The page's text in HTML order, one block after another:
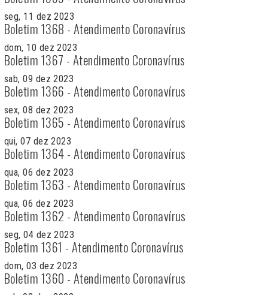
seg, 11 dez 2023
Boletim 1368 - Atendimento Coronavírus
dom, 10 dez 2023
Boletim 1367 - Atendimento Coronavírus
sab, 09 dez 2023
Boletim 1366 - Atendimento Coronavírus
sex, 08 dez 2023
Boletim 1365 - Atendimento Coronavírus
qui, 07 dez 2023
Boletim 1364 - Atendimento Coronavírus
qua, 06 dez 2023
Boletim 1363 - Atendimento Coronavírus
qua, 06 dez 2023
Boletim 1362 - Atendimento Coronavírus
seg, 04 dez 2023
Boletim 1361 - Atendimento Coronavírus
dom, 03 dez 2023
Boletim 1360 - Atendimento Coronavírus